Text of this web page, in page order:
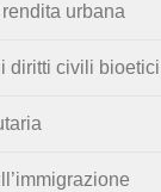
urbana
diritti civili bioetici